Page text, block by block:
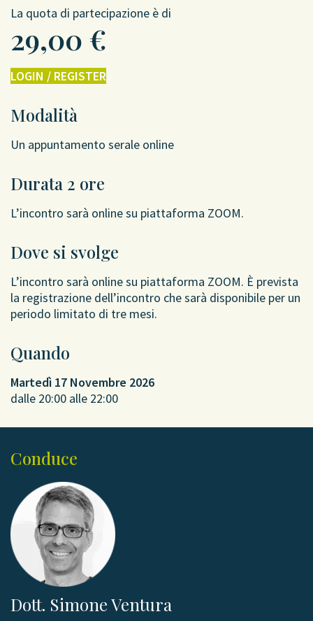
La quota di partecipazione è di
29,00 €
LOGIN / REGISTER
Modalità
Un appuntamento serale online
Durata 2 ore
L’incontro sarà online su piattaforma ZOOM.
Dove si svolge
L’incontro sarà online su piattaforma ZOOM. È prevista
la registrazione dell’incontro che sarà disponibile per un
periodo limitato di tre mesi.
Quando
Martedì 17 Novembre 2026
dalle 20:00 alle 22:00
Conduce
Dott. Simone Ventura